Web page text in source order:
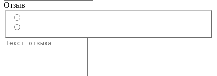
Отзыв